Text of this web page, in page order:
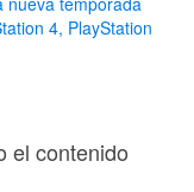
4, PlayStation
el contenido